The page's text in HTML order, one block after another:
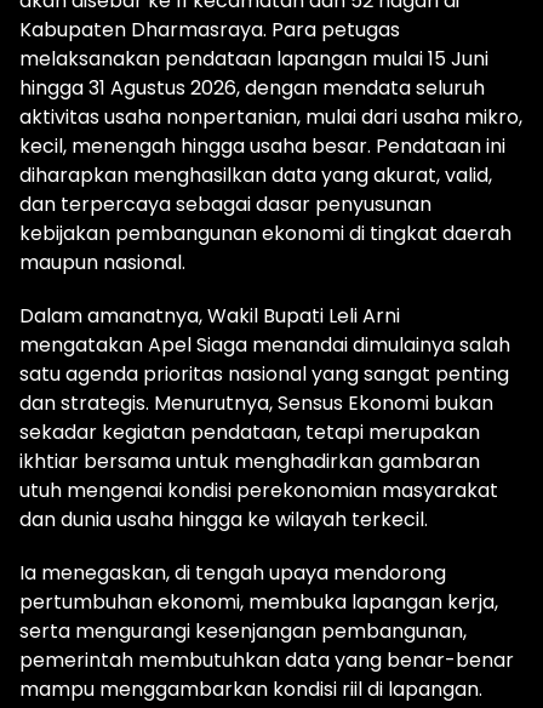
Kabupaten Dharmasraya. Para petugas
melaksanakan pendataan lapangan mulai 15 Juni
hingga 31 Agustus 2026, dengan mendata seluruh
aktivitas usaha nonpertanian, mulai dari usaha mikro,
kecil, menengah hingga usaha besar. Pendataan ini
diharapkan menghasilkan data yang akurat, valid,
dan terpercaya sebagai dasar penyusunan
kebijakan pembangunan ekonomi di tingkat daerah
maupun nasional.
Dalam amanatnya, Wakil Bupati Leli Arni
mengatakan Apel Siaga menandai dimulainya salah
satu agenda prioritas nasional yang sangat penting
dan strategis. Menurutnya, Sensus Ekonomi bukan
sekadar kegiatan pendataan, tetapi merupakan
ikhtiar bersama untuk menghadirkan gambaran
utuh mengenai kondisi perekonomian masyarakat
dan dunia usaha hingga ke wilayah terkecil.
Ia menegaskan, di tengah upaya mendorong
pertumbuhan ekonomi, membuka lapangan kerja,
serta mengurangi kesenjangan pembangunan,
pemerintah membutuhkan data yang benar-benar
mampu menggambarkan kondisi riil di lapangan.